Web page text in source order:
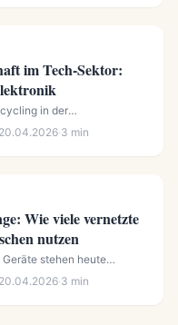
im Tech-Sektor:
in der
20.04.2026·3 min
Wie viele vernetzte
nutzen
stehen heute
20.04.2026·3 min